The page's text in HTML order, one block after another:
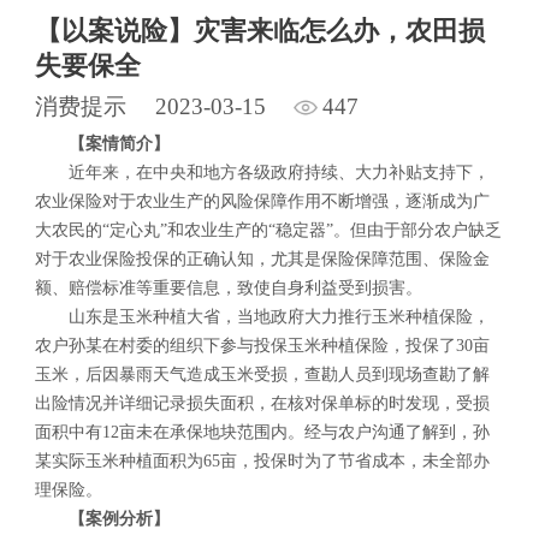
【以案说险】灾害来临怎么办，农田损
失要保全
消费提示 2023-03-15 447
【案情简介】
近年来，在中央和地方各级政府持续、大力补贴支持下，
农业保险对于农业生产的风险保障作用不断增强，逐渐成为广
大农民的“定心丸”和农业生产的“稳定器”。但由于部分农户缺乏
对于农业保险投保的正确认知，尤其是保险保障范围、保险金
额、赔偿标准等重要信息，致使自身利益受到损害。
山东是玉米种植大省，当地政府大力推行玉米种植保险，
农户孙某在村委的组织下参与投保玉米种植保险，投保了30亩
玉米，后因暴雨天气造成玉米受损，查勘人员到现场查勘了解
出险情况并详细记录损失面积，在核对保单标的时发现，受损
面积中有12亩未在承保地块范围内。经与农户沟通了解到，孙
某实际玉米种植面积为65亩，投保时为了节省成本，未全部办
理保险。
【案例分析】